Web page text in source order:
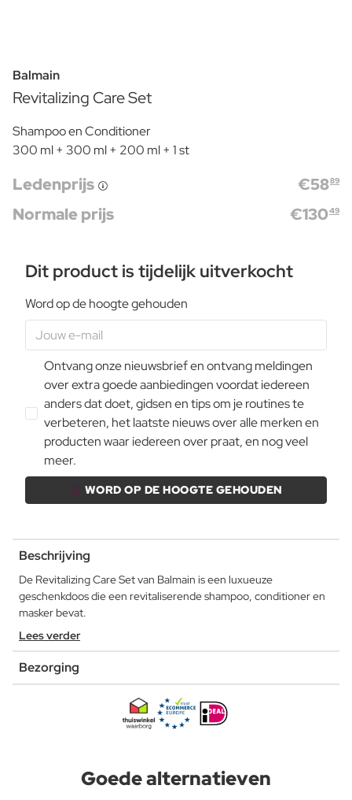
Balmain
Revitalizing Care Set
Shampoo en Conditioner
300 ml + 300 ml + 200 ml + 1 st
Ledenprijs €5889
Normale prijs €13049
Dit product is tijdelijk uitverkocht
Word op de hoogte gehouden
Ontvang onze nieuwsbrief en ontvang meldingen
over extra goede aanbiedingen voordat iedereen
anders dat doet, gidsen en tips om je routines te
verbeteren, het laatste nieuws over alle merken en
producten waar iedereen over praat, en nog veel
meer.
WORD OP DE HOOGTE GEHOUDEN
Beschrijving
De Revitalizing Care Set van Balmain is een luxueuze
geschenkdoos die een revitaliserende shampoo, conditioner en
masker bevat.
Lees verder
Bezorging
Goede alternatieven